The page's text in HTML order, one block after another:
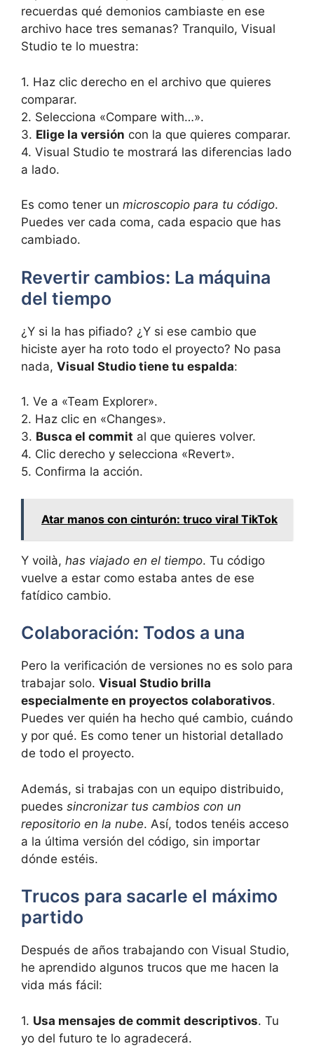
recuerdas qué demonios cambiaste en ese
archivo hace tres semanas? Tranquilo, Visual
Studio te lo muestra:
1. Haz clic derecho en el archivo que quieres
comparar.
2. Selecciona «Compare with…».
3. Elige la versión con la que quieres comparar.
4. Visual Studio te mostrará las diferencias lado
a lado.
Es como tener un microscopio para tu código.
Puedes ver cada coma, cada espacio que has
cambiado.
Revertir cambios: La máquina
del tiempo
¿Y si la has pifiado? ¿Y si ese cambio que
hiciste ayer ha roto todo el proyecto? No pasa
nada, Visual Studio tiene tu espalda:
1. Ve a «Team Explorer».
2. Haz clic en «Changes».
3. Busca el commit al que quieres volver.
4. Clic derecho y selecciona «Revert».
5. Confirma la acción.
Atar manos con cinturón: truco viral TikTok
Y voilà, has viajado en el tiempo. Tu código
vuelve a estar como estaba antes de ese
fatídico cambio.
Colaboración: Todos a una
Pero la verificación de versiones no es solo para
trabajar solo. Visual Studio brilla
especialmente en proyectos colaborativos.
Puedes ver quién ha hecho qué cambio, cuándo
y por qué. Es como tener un historial detallado
de todo el proyecto.
Además, si trabajas con un equipo distribuido,
puedes sincronizar tus cambios con un
repositorio en la nube. Así, todos tenéis acceso
a la última versión del código, sin importar
dónde estéis.
Trucos para sacarle el máximo
partido
Después de años trabajando con Visual Studio,
he aprendido algunos trucos que me hacen la
vida más fácil:
1. Usa mensajes de commit descriptivos. Tu
yo del futuro te lo agradecerá.